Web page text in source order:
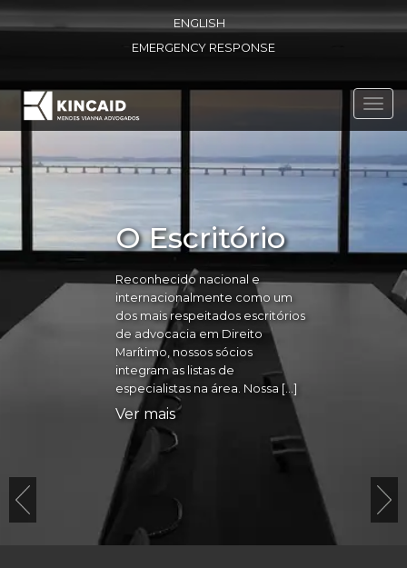
ENGLISH
EMERGENCY RESPONSE
O Escritório
Reconhecido nacional e
internacionalmente como um
dos mais respeitados escritórios
de advocacia em Direito
Marítimo, nossos sócios
integram as listas de
especialistas na área. Nossa […]
Ver mais